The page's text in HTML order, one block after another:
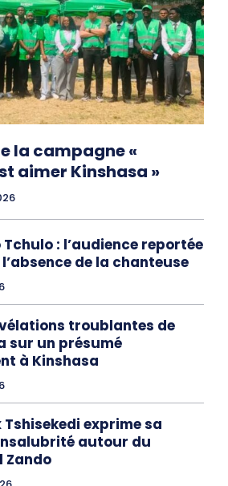
la campagne «
aimer Kinshasa »
Tchulo : l’audience reportée
de la chanteuse
troublantes de
sur un présumé
à Kinshasa
Tshisekedi exprime sa
autour du
Zando